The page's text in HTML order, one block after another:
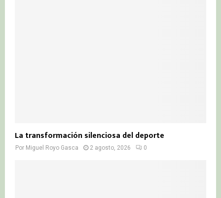
La transformación silenciosa del deporte
Por Miguel Royo Gasca 2 agosto, 2026 0